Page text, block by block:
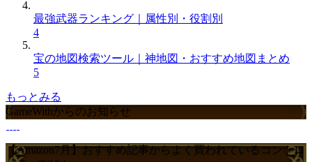
最強武器ランキング｜属性別・役割別
4
宝の地図検索ツール｜神地図・おすすめ地図まとめ
5
もっとみる
GameWithからのお知らせ
【Amazon7月】おすすめ記事からよく買われているコントロ